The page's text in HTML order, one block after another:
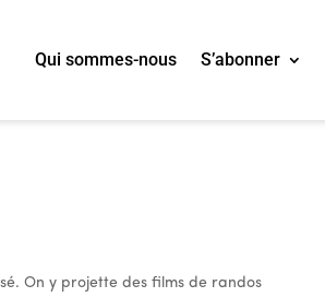
Qui sommes-nous S’abonner
On y projette des films de randos